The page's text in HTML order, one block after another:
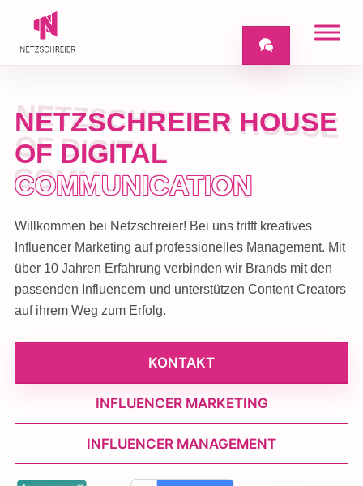
NETZSCHREIER HOUSE
OF DIGITAL
COMMUNICATION
Willkommen bei Netzschreier! Bei uns trifft kreatives
Influencer Marketing auf professionelles Management. Mit
über 10 Jahren Erfahrung verbinden wir Brands mit den
passenden Influencern und unterstützen Content Creators
auf ihrem Weg zum Erfolg.
KONTAKT
INFLUENCER MARKETING
INFLUENCER MANAGEMENT